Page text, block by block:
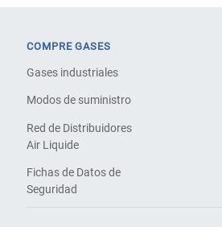
COMPRE GASES
Gases industriales
Modos de suministro
Red de Distribuidores
Air Liquide
Fichas de Datos de
Seguridad